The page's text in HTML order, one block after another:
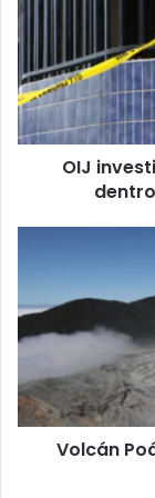
de
un
hombre
dentro
de
una
viviendaOIJ
con
restricciones
actividad
eruptiva
Volcán